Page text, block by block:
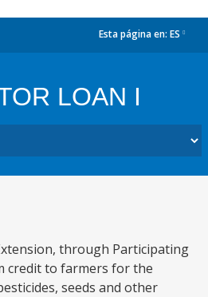
Esta página en: ES
LOAN I
through Participating
credit to farmers for the
seeds and other